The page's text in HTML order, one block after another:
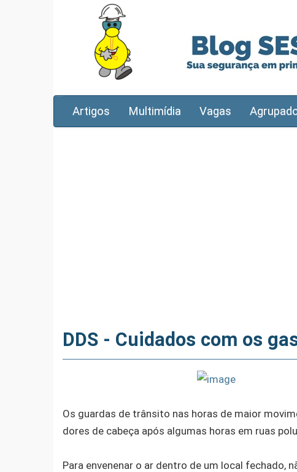
Artigos Multimídia Vagas
DDS - Cuidados com os
Os guardas de trânsito nas horas de maior
dores de cabeça após algumas horas em ruas
Para envenenar o ar dentro de um local fechado,